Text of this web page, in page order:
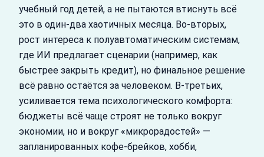
учебный год детей, а не пытаются втиснуть всё
это в один‑два хаотичных месяца. Во‑вторых,
рост интереса к полуавтоматическим системам,
где ИИ предлагает сценарии (например, как
быстрее закрыть кредит), но финальное решение
всё равно остаётся за человеком. В‑третьих,
усиливается тема психологического комфорта:
бюджеты всё чаще строят не только вокруг
экономии, но и вокруг «микрорадостей» —
запланированных кофе‑брейков, хобби,